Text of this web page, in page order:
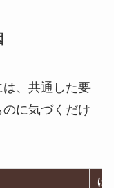
、共通した要
に気づくだけ
ほ